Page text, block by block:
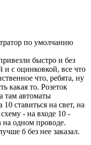
по умолчанию
быстро и без
с оцинковкой, все что
что, ребята, ну
какая то. Розеток
там автоматы
ставиться на свет, на
- на входе 10 -
на одном проводе.
б без нее заказал.